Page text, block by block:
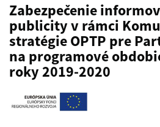
Zabezpečenie
publicity v rámci
stratégie OPTP pre
na programové
roky 2019-2020